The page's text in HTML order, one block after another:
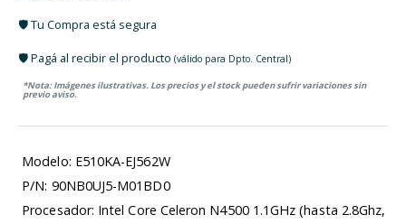
🛡️ Tu Compra está segura
🛡️ Pagá al recibir el producto (válido para Dpto. Central)
*Nota: Imágenes ilustrativas. Los precios y el stock pueden sufrir variaciones sin
previo aviso.
 Modelo: E510KA-EJ562W
 P/N: 90NB0UJ5-M01BD0
 Procesador: Intel Core Celeron N4500 1.1GHz (hasta 2.8Ghz,